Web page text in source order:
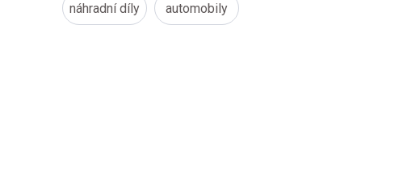
náhradní díly automobily